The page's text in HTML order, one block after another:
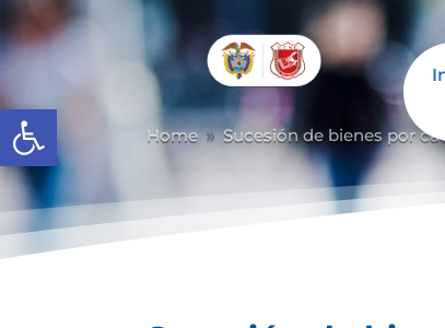
Abrir barra de herramientas
Home 9 Sucesión de bienes por